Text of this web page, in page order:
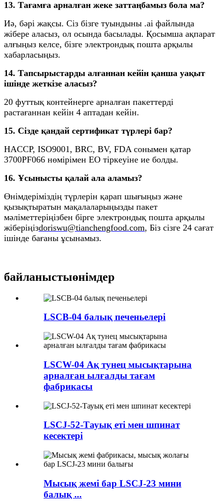
13. Тағамға арналған жеке заттаңбамыз бола ма?
Иә, бәрі жақсы. Сіз бізге туындыны .ai файлында
жібере аласыз, ол осында басылады. Қосымша ақпарат
алғыңыз келсе, бізге электрондық пошта арқылы
хабарласыңыз.
14. Тапсырыстарды алғаннан кейін қанша уақыт
ішінде жеткізе аласыз?
20 футтық контейнерге арналған пакеттерді
растағаннан кейін 4 аптадан кейін.
15. Сізде қандай сертификат түрлері бар?
HACCP, ISO9001, BRC, BV, FDA сонымен қатар
3700PF066 нөмірімен ЕО тіркеуіне ие болды.
16. Ұсынысты қалай ала аламыз?
Өнімдеріміздің түрлерін қарап шығыңыз және
қызықтыратын мақалаларыңызды пакет
мәліметтеріңізбен бірге электрондық пошта арқылы
жіберіңізdoriswu@tianchengfood.com, Біз сізге 24 сағат
ішінде бағаны ұсынамыз.
байланыстыөнімдер
LSCB-04 балық печеньелері
LSCW-04 Ақ тунец мысықтарына
арналған ылғалды тағам
фабрикасы
LSCJ-52-Тауық еті мен шпинат
кесектері
Мысық жемі бар LSCJ-23 мини
балық ...